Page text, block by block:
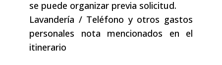
se puede organizar previa solicitud.
Lavandería / Teléfono y otros gastos
personales nota mencionados en el
itinerario